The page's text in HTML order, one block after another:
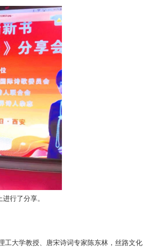
行了分享。
大学教授、唐宋诗词专家陈东林，丝路文化